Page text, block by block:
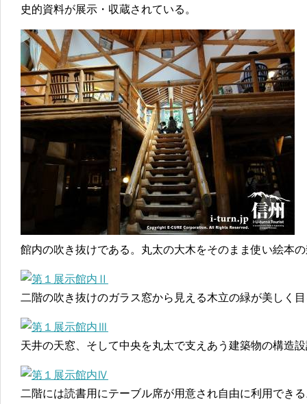
史的資料が展示・収蔵されている。
館内の吹き抜けである。丸太の大木をそのまま使い絵本
二階の吹き抜けのガラス窓から見える木立の緑が美しく
天井の天窓、そして中央を丸太で支えあう建築物の構造
二階には読書用にテーブル席が用意され自由に利用でき